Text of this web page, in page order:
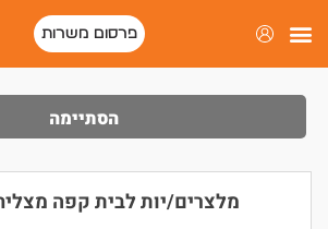
פרסום משרות
הסתיימה
מלצרים/יות לבית קפה